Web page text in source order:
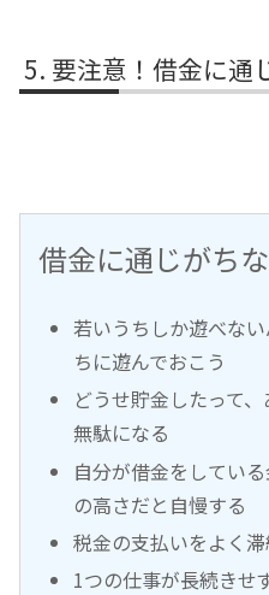
要注意！借金に通
借金に通じがち
若いうちしか遊べな
ちに遊んでおこう
どうせ貯金したって
無駄になる
自分が借金をしてい
の高さだと自慢する
税金の支払いをよく
1つの仕事が長続きせ